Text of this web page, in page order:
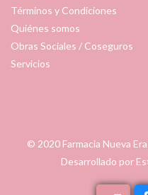
Términos y Condiciones
Quiénes somos
Obras Sociales / Coseguros
Servicios
© 2020 Farmacia Nueva Era
Desarrollado por